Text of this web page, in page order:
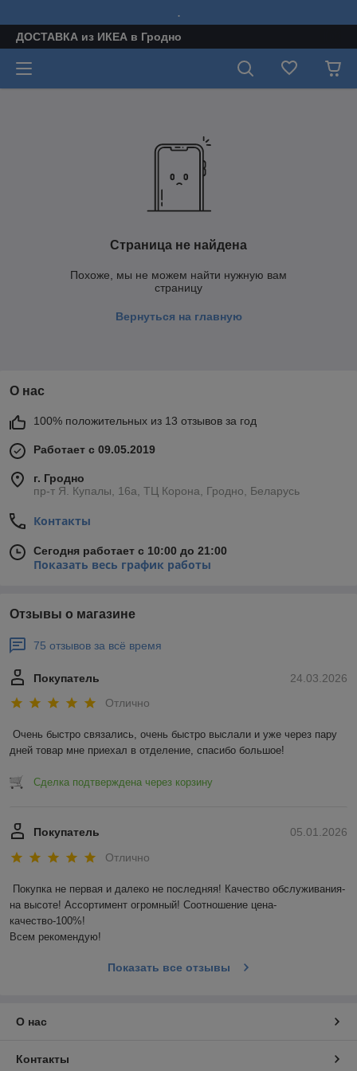
.
ДОСТАВКА из ИКЕА в Гродно
Страница не найдена
Похоже, мы не можем найти нужную вам
страницу
Вернуться на главную
О нас
100% положительных из 13 отзывов за год
Работает с 09.05.2019
г. Гродно
пр-т Я. Купалы, 16а, ТЦ Корона, Гродно, Беларусь
Контакты
Сегодня работает с 10:00 до 21:00
Показать весь график работы
Отзывы о магазине
75 отзывов за всё время
24.03.2026
Покупатель
Отлично
Очень быстро связались, очень быстро выслали и уже через пару
дней товар мне приехал в отделение, спасибо большое!
Сделка подтверждена через корзину
05.01.2026
Покупатель
Отлично
Покупка не первая и далеко не последняя! Качество обслуживания-
на высоте! Ассортимент огромный! Соотношение цена-
качество-100%!
Всем рекомендую!
Показать все отзывы
О нас
Контакты